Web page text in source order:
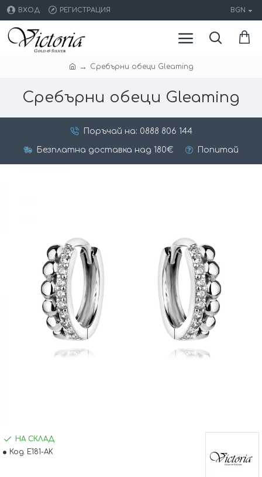
ВХОД РЕГИСТРАЦИЯ BGN
Сребърни обеци Gleaming
Сребърни обеци Gleaming
Поръчай на: 0888 806 144
Безплатна доставка над 180€ Попитай
НА СКЛАД
Код: E181-AK